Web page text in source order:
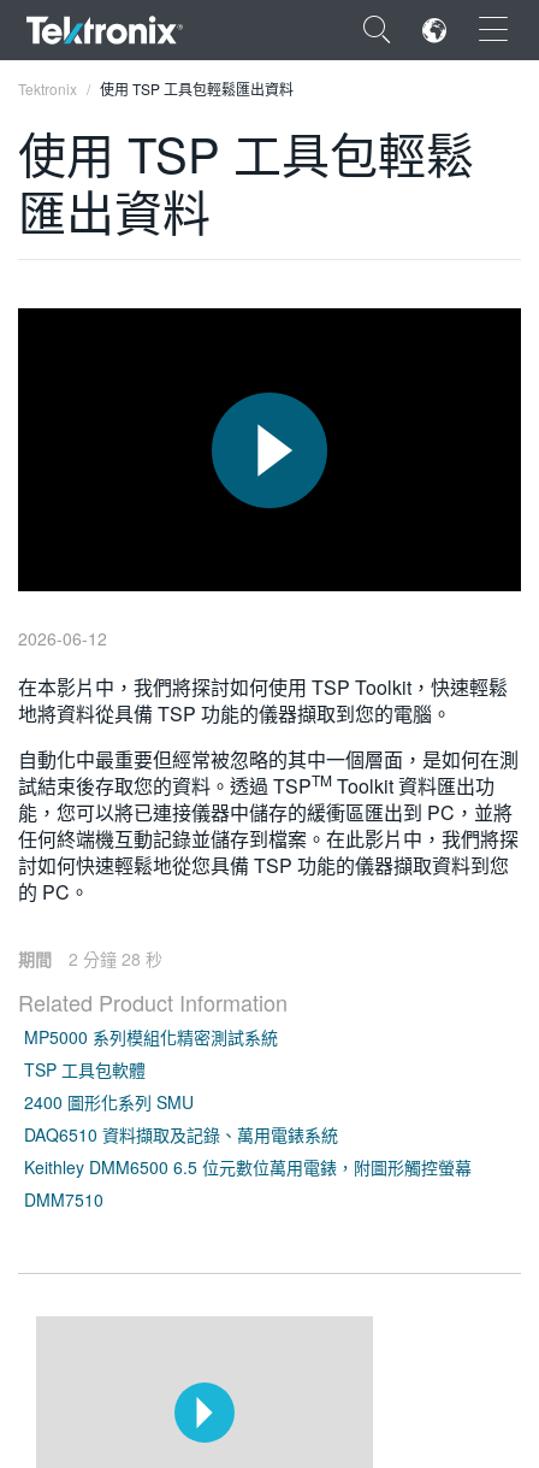
×
ENGLISH
Tektronix 使用 TSP 工具包輕鬆匯出資料
使用 TSP 工具包輕鬆
匯出資料
2026-06-12
在本影片中，我們將探討如何使用 TSP Toolkit，快速輕鬆
地將資料從具備 TSP 功能的儀器擷取到您的電腦。
自動化中最重要但經常被忽略的其中一個層面，是如何在測
試結束後存取您的資料。透過 TSPTM Toolkit 資料匯出功
能，您可以將已連接儀器中儲存的緩衝區匯出到 PC，並將
任何終端機互動記錄並儲存到檔案。在此影片中，我們將探
討如何快速輕鬆地從您具備 TSP 功能的儀器擷取資料到您
的 PC。
期間 2 分鐘 28 秒
Related Product Information
MP5000 系列模組化精密測試系統
TSP 工具包軟體
2400 圖形化系列 SMU
DAQ6510 資料擷取及記錄、萬用電錶系統
Keithley DMM6500 6.5 位元數位萬用電錶，附圖形觸控螢幕
DMM7510